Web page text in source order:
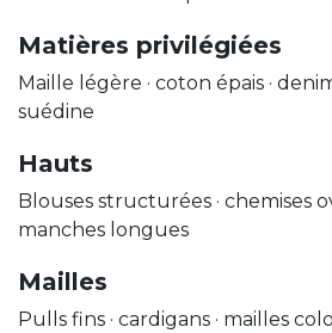
Matières privilégiées
Maille légère · coton épais ·
suédine
Hauts
Blouses structurées · chemises
manches longues
Mailles
Pulls fins · cardigans · mailles